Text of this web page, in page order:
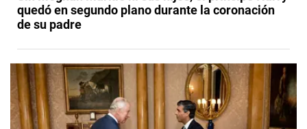
quedó en segundo plano durante la coronación
de su padre